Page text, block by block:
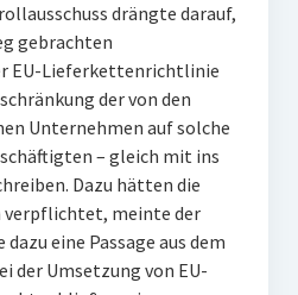
drängte darauf,
gebrachten
EU-Lieferkettenrichtlinie
der von den
Unternehmen auf solche
– gleich mit ins
Dazu hätten die
verpflichtet, meinte der
eine Passage aus dem
der Umsetzung von EU-